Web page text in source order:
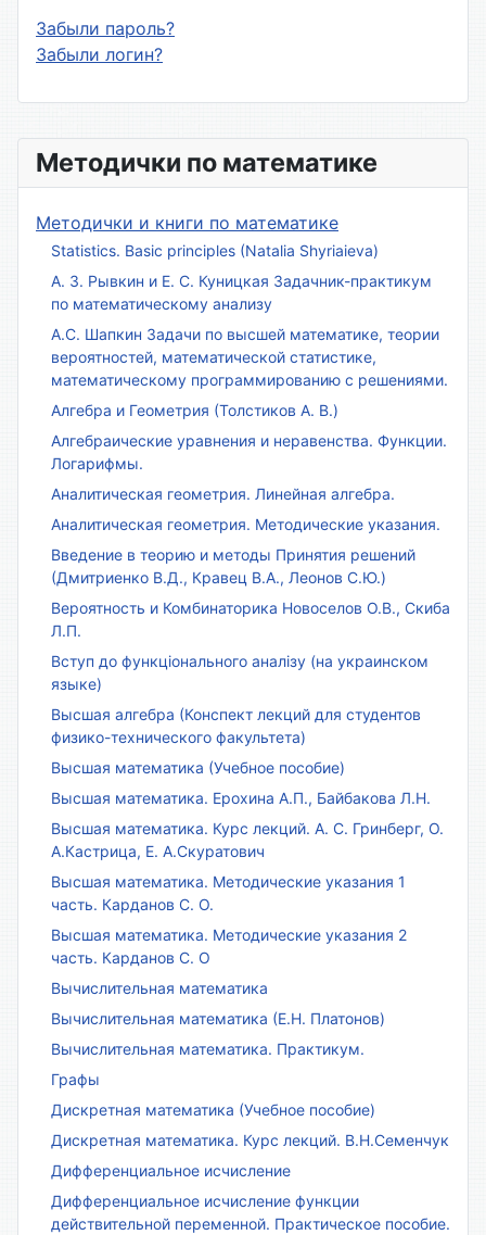
Методички по математике
Методички и книги по математике
Statistics. Basic principles (Natalia Shyriaieva)
А. З. Рывкин и Е. С. Куницкая Задачник-практикум
по математическому анализу
А.С. Шапкин Задачи по высшей математике, теории
вероятностей, математической статистике,
математическому программированию с решениями.
Алгебра и Геометрия (Толстиков А. В.)
Алгебраические уравнения и неравенства. Функции.
Логарифмы.
Аналитическая геометрия. Линейная алгебра.
Аналитическая геометрия. Методические указания.
Введение в теорию и методы Принятия решений
(Дмитриенко В.Д., Кравец В.А., Леонов С.Ю.)
Вероятность и Комбинаторика Новоселов О.В., Скиба
Л.П.
Вступ до функціонального аналізу (на украинском
языке)
Высшая алгебра (Конспект лекций для студентов
физико-технического факультета)
Высшая математика (Учебное пособие)
Высшая математика. Ерохина А.П., Байбакова Л.Н.
Высшая математика. Курс лекций. А. С. Гринберг, О.
А.Кастрица, Е. А.Скуратович
Высшая математика. Методические указания 1
часть. Карданов С. О.
Высшая математика. Методические указания 2
часть. Карданов С. О
Вычислительная математика
Вычислительная математика (Е.Н. Платонов)
Вычислительная математика. Практикум.
Графы
Дискретная математика (Учебное пособие)
Дискретная математика. Курс лекций. В.Н.Семенчук
Дифференциальное исчисление
Дифференциальное исчисление функции
действительной переменной. Практическое пособие.
Забыли пароль?
Забыли логин?